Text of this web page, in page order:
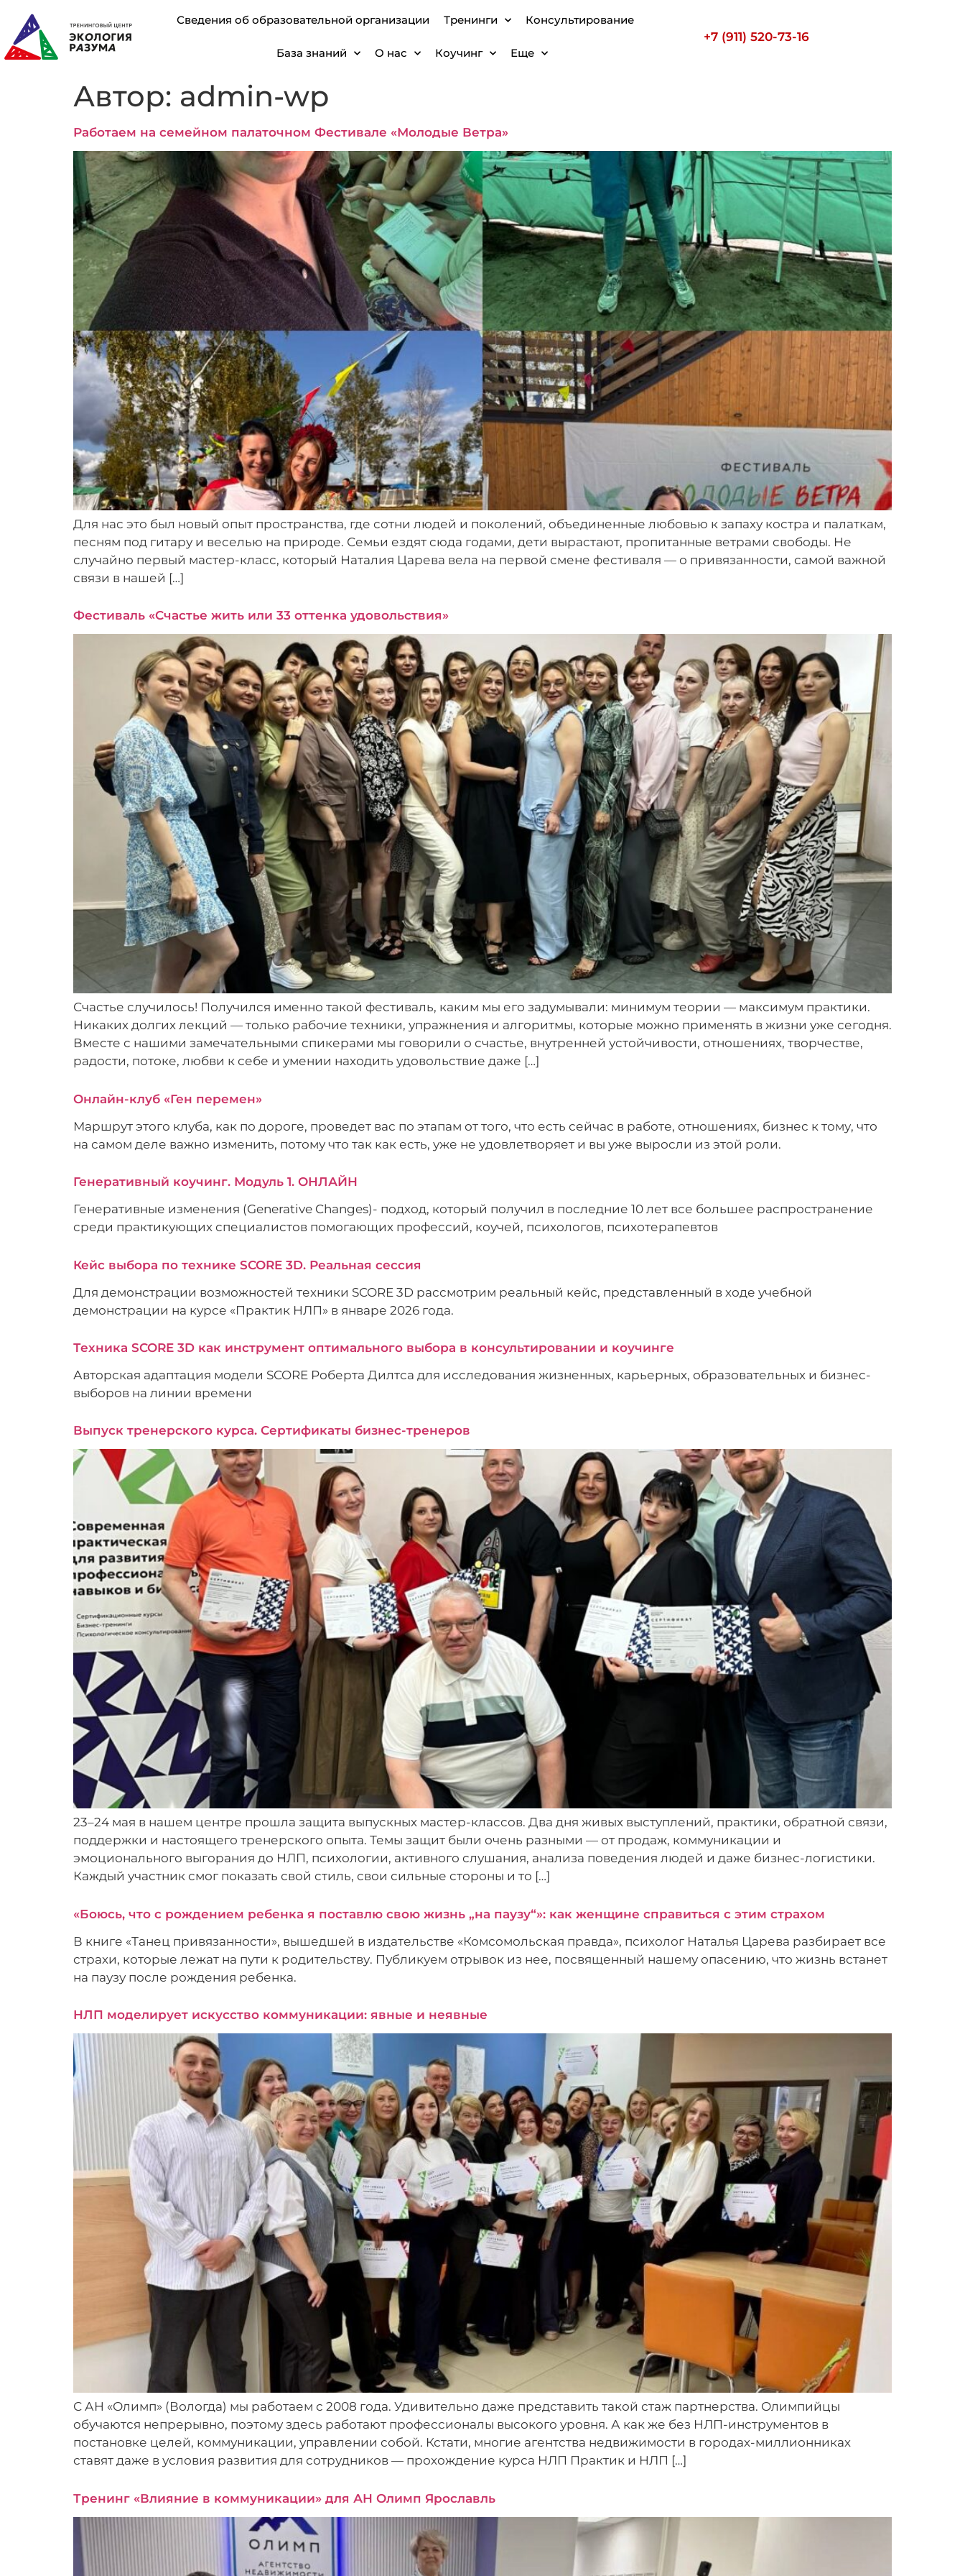
Сведения об образовательной организации Тренинги Консультирование
База знаний О нас Коучинг Еще
+7 (911) 520-73-16
Автор: admin-wp
Работаем на семейном палаточном Фестивале «Молодые Ветра»
Для нас это был новый опыт пространства, где сотни людей и поколений, объединенные любовью к запаху костра и палаткам,
песням под гитару и веселью на природе. Семьи ездят сюда годами, дети вырастают, пропитанные ветрами свободы. Не
случайно первый мастер-класс, который Наталия Царева вела на первой смене фестиваля — о привязанности, самой важной
связи в нашей […]
Фестиваль «Счастье жить или 33 оттенка удовольствия»
Счастье случилось! Получился именно такой фестиваль, каким мы его задумывали: минимум теории — максимум практики.
Никаких долгих лекций — только рабочие техники, упражнения и алгоритмы, которые можно применять в жизни уже сегодня.
Вместе с нашими замечательными спикерами мы говорили о счастье, внутренней устойчивости, отношениях, творчестве,
радости, потоке, любви к себе и умении находить удовольствие даже […]
Онлайн-клуб «Ген перемен»
Маршрут этого клуба, как по дороге, проведет вас по этапам от того, что есть сейчас в работе, отношениях, бизнес к тому, что
на самом деле важно изменить, потому что так как есть, уже не удовлетворяет и вы уже выросли из этой роли.
Генеративный коучинг. Модуль 1. ОНЛАЙН
Генеративные изменения (Generative Changes)- подход, который получил в последние 10 лет все большее распространение
среди практикующих специалистов помогающих профессий, коучей, психологов, психотерапевтов
Кейс выбора по технике SCORE 3D. Реальная сессия
Для демонстрации возможностей техники SCORE 3D рассмотрим реальный кейс, представленный в ходе учебной
демонстрации на курсе «Практик НЛП» в январе 2026 года.
Техника SCORE 3D как инструмент оптимального выбора в консультировании и коучинге
Авторская адаптация модели SCORE Роберта Дилтса для исследования жизненных, карьерных, образовательных и бизнес-
выборов на линии времени
Выпуск тренерского курса. Сертификаты бизнес-тренеров
23–24 мая в нашем центре прошла защита выпускных мастер-классов. Два дня живых выступлений, практики, обратной связи,
поддержки и настоящего тренерского опыта. Темы защит были очень разными — от продаж, коммуникации и
эмоционального выгорания до НЛП, психологии, активного слушания, анализа поведения людей и даже бизнес-логистики.
Каждый участник смог показать свой стиль, свои сильные стороны и то […]
«Боюсь, что с рождением ребенка я поставлю свою жизнь „на паузу“»: как женщине справиться с этим страхом
В книге «Танец привязанности», вышедшей в издательстве «Комсомольская правда», психолог Наталья Царева разбирает все
страхи, которые лежат на пути к родительству. Публикуем отрывок из нее, посвященный нашему опасению, что жизнь встанет
на паузу после рождения ребенка.
НЛП моделирует искусство коммуникации: явные и неявные
С АН «Олимп» (Вологда) мы работаем с 2008 года. Удивительно даже представить такой стаж партнерства. Олимпийцы
обучаются непрерывно, поэтому здесь работают профессионалы высокого уровня. А как же без НЛП-инструментов в
постановке целей, коммуникации, управлении собой. Кстати, многие агентства недвижимости в городах-миллионниках
ставят даже в условия развития для сотрудников — прохождение курса НЛП Практик и НЛП […]
Тренинг «Влияние в коммуникации» для АН Олимп Ярославль